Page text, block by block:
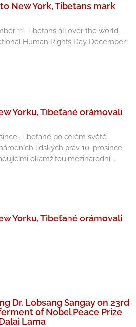
New York, Tibetans mark
11: Tibetans all over the world
Human Rights Day December
Yorku, Tibeťané orámovali
Tibeťané po celém světě
lidských práv 10. prosince
okamžitou mezinárodní ...
Yorku, Tibeťané orámovali
Dr. Lobsang Sangay on 23rd
of Nobel Peace Prize
Lama